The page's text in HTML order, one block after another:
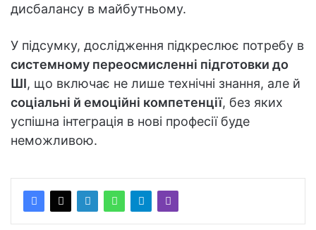
дисбалансу в майбутньому.
У підсумку, дослідження підкреслює потребу в
системному переосмисленні підготовки до
ШІ, що включає не лише технічні знання, але й
соціальні й емоційні компетенції, без яких
успішна інтеграція в нові професії буде
неможливою.